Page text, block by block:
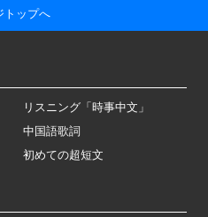
トップへ
リスニング「時事中文」
中国語歌詞
初めての超短文